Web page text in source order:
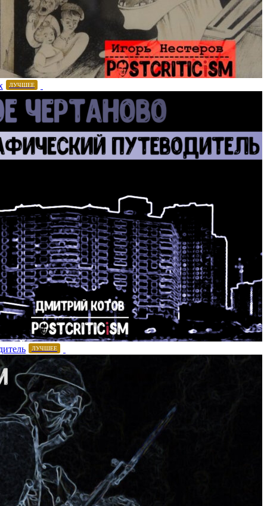
ЛУЧШЕЕ
ЛУЧШЕЕ